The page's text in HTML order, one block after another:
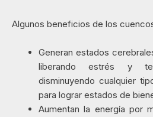
Algunos beneficios de los
Generan estados
liberando estrés y
disminuyendo cualquier
para lograr estados de
Aumentan la energía por